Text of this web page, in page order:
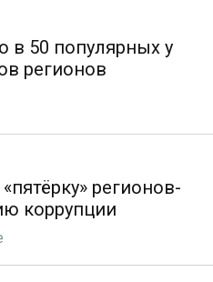
в 50 популярных у
регионов
регионов-
коррупции